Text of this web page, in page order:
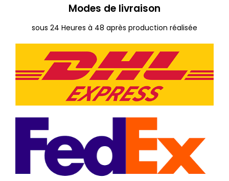
Modes de livraison
sous 24 Heures à 48 après production réalisée